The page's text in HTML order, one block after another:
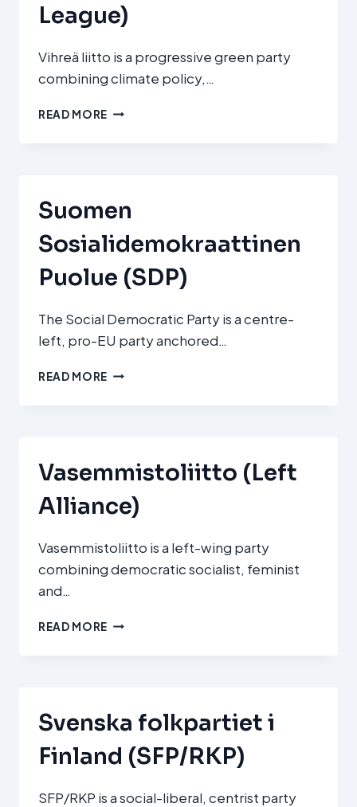
League)
Vihreä liitto is a progressive green party
combining climate policy,…
READ MORE VIHREÄ
Suomen
Sosialidemokraattinen
Puolue (SDP)
The Social Democratic Party is a centre-
left, pro-EU party anchored…
READ MORE SUOMEN
Vasemmistoliitto (Left
Alliance)
Vasemmistoliitto is a left-wing party
combining democratic socialist, feminist
and…
READ MORE VASEMMISTOLIITTO
Svenska folkpartiet i
Finland (SFP/RKP)
SFP/RKP is a social-liberal, centrist party